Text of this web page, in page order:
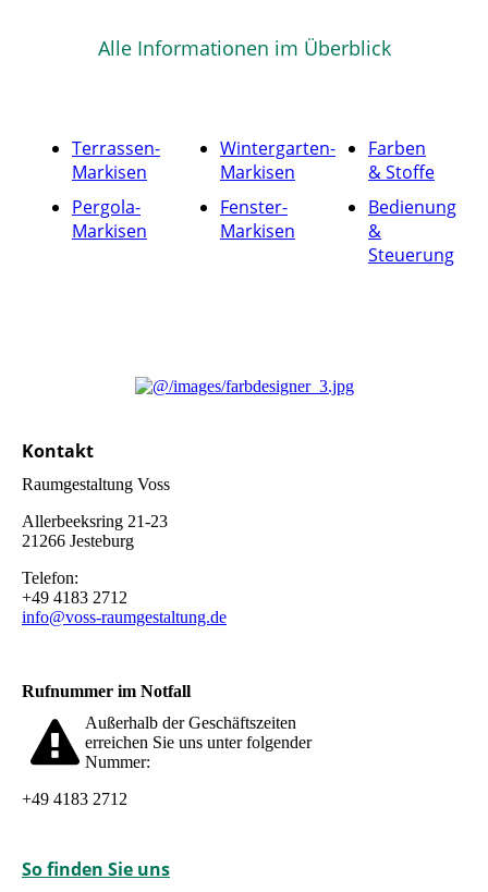
Alle Informationen im Überblick
Terrassen-
Markisen
Pergola-
Markisen
Wintergarten-
Markisen
Fenster-
Markisen
Farben
& Stoffe
Bedienung
&
Steuerung
Kontakt
Raumgestaltung Voss
Allerbeeksring 21-23
21266 Jesteburg
Telefon:
+49 4183 2712
info@voss-raumgestaltung.de
Rufnummer im Notfall
Außerhalb der Geschäftszeiten
erreichen Sie uns unter folgender
Nummer:
+49 4183 2712
So finden Sie uns